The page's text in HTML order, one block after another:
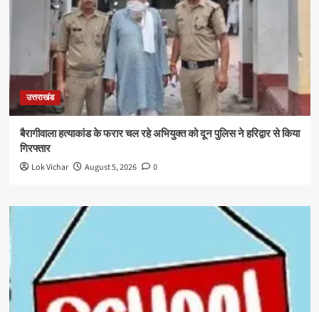
उत्तराखंड
बैरागीवाला हत्याकांड के फरार चल रहे अभियुक्त को दून पुलिस ने हरिद्वार से किया
गिरफ्तार
Lok Vichar August 5, 2026 0